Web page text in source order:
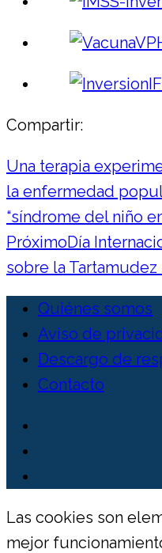
Compartir:
Una terapia
la enfermedad
“síndrome del niño
PróximoDía
sobre la Tartamudez
Quiénes somos
Aviso de
Descargo de
Contacto
Las cookies son
mejor